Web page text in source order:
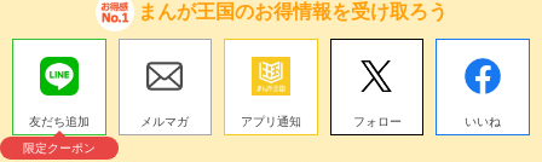
まんが王国のお得情報を受け取ろう
友だち追加
限定クーポン
メルマガ アプリ通知 フォロー いいね